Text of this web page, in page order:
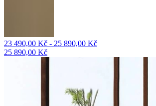
23 490,00 Kč - 25 890,00 Kč
25 890,00 Kč